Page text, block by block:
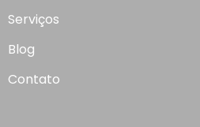
Serviços
Blog
Contato